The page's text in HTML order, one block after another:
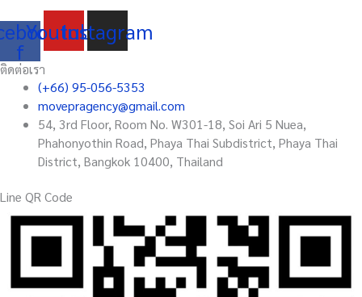
จำแลง
MEAT
AVATAR
จำแลง”
แปลง
อาหาร
เพื่อ
สุขภาพ
f
Youtube
Instagram
ติดต่อเรา
(+66) 95-056-5353
movepragency@gmail.com
54, 3rd Floor, Room No. W301-18, Soi Ari 5 Nuea,
Phahonyothin Road, Phaya Thai Subdistrict, Phaya Thai
District, Bangkok 10400, Thailand
Line QR Code